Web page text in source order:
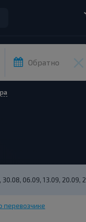
Обратно
06.09, 13.09, 20.09,
перевозчике